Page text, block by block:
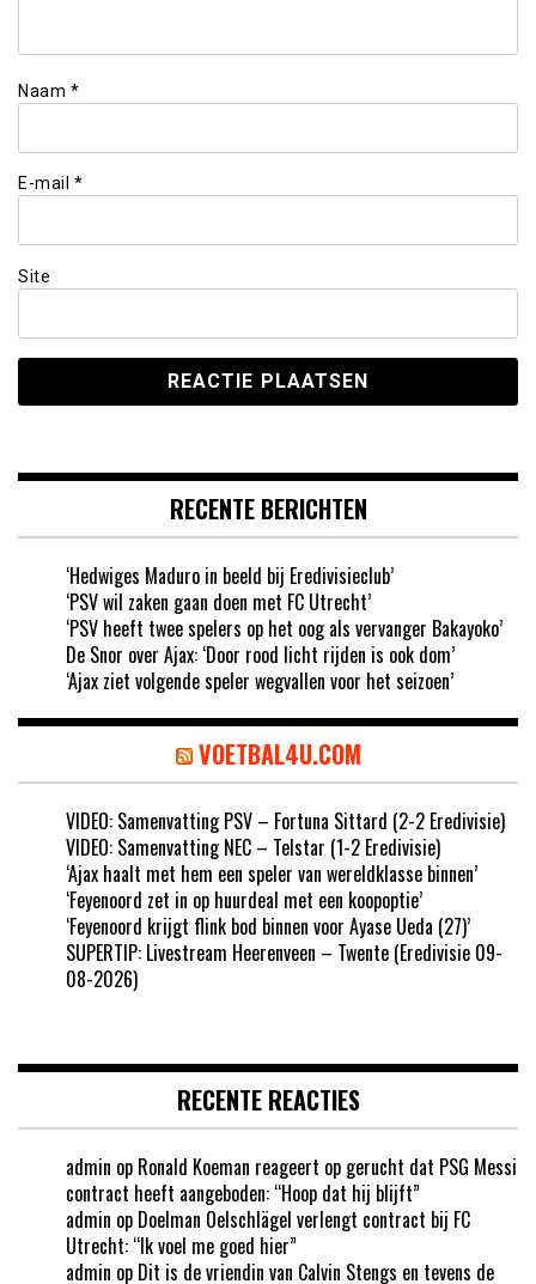
Naam *
E-mail *
Site
RECENTE BERICHTEN
‘Hedwiges Maduro in beeld bij Eredivisieclub’
‘PSV wil zaken gaan doen met FC Utrecht’
‘PSV heeft twee spelers op het oog als vervanger Bakayoko’
De Snor over Ajax: ‘Door rood licht rijden is ook dom’
‘Ajax ziet volgende speler wegvallen voor het seizoen’
VOETBAL4U.COM
VIDEO: Samenvatting PSV – Fortuna Sittard (2-2 Eredivisie)
VIDEO: Samenvatting NEC – Telstar (1-2 Eredivisie)
‘Ajax haalt met hem een speler van wereldklasse binnen’
‘Feyenoord zet in op huurdeal met een koopoptie’
‘Feyenoord krijgt flink bod binnen voor Ayase Ueda (27)’
SUPERTIP: Livestream Heerenveen – Twente (Eredivisie 09-
08-2026)
RECENTE REACTIES
admin op Ronald Koeman reageert op gerucht dat PSG Messi
contract heeft aangeboden: “Hoop dat hij blijft”
admin op Doelman Oelschlägel verlengt contract bij FC
Utrecht: “Ik voel me goed hier”
admin op Dit is de vriendin van Calvin Stengs en tevens de